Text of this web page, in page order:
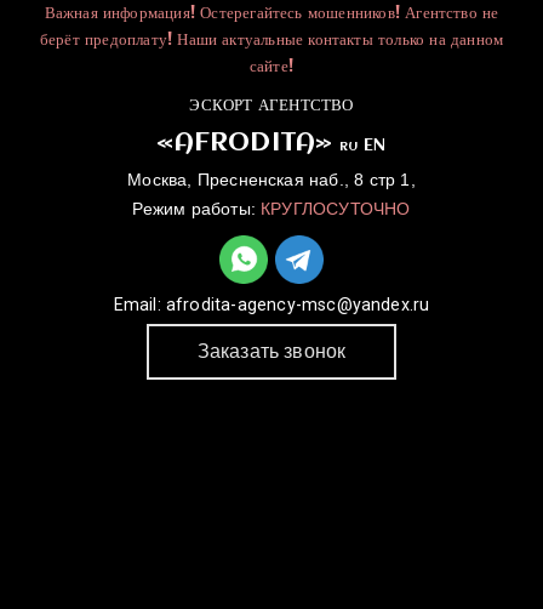
Важная информация! Остерегайтесь мошенников! Агентство не
берёт предоплату! Наши актуальные контакты только на данном
сайте!
ЭСКОРТ АГЕНТСТВО
«AFRODITA» RU EN
Москва, Пресненская наб., 8 стр 1,
Режим работы: КРУГЛОСУТОЧНО
Email: afrodita-agency-msc@yandex.ru
Заказать звонок